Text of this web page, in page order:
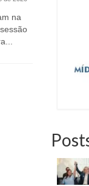
na
Os
dados